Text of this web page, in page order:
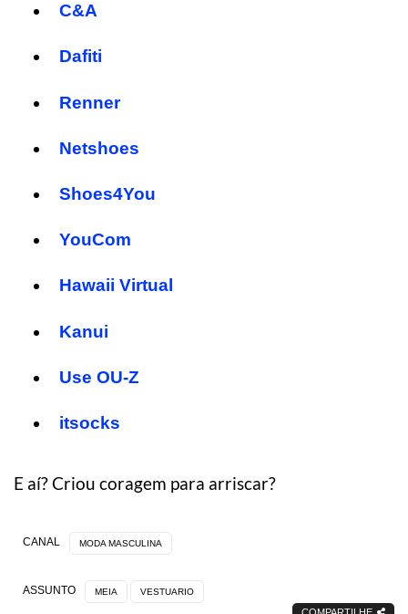
C&A
Dafiti
Renner
Netshoes
Shoes4You
YouCom
Hawaii Virtual
Kanui
Use OU-Z
itsocks
E aí? Criou coragem para arriscar?
CANAL MODA MASCULINA
ASSUNTO MEIA VESTUARIO